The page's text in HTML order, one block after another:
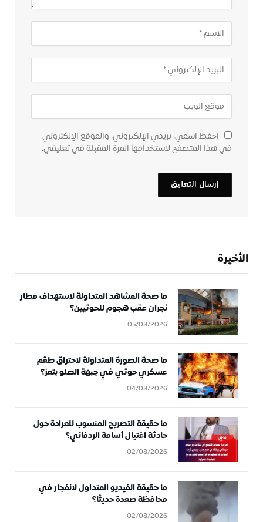
احفظ اسمي، بريدي الإلكتروني، والموقع الإلكتروني
في هذا المتصفح لاستخدامها المرة المقبلة في تعليقي.
الأخيرة
ما صحة المشاهد المتداولة لاستهداف مطار
نجران عقب هجوم للحوثيين؟
05/08/2026
ما صحة الصورة المتداولة لاحتراق طقم
عسكري حوثي في جبهة الصلو بتعز؟
04/08/2026
ما حقيقة التصريح المنسوب للعرادة حول
حادثة اغتيال أسامة الردفاني؟
02/08/2026
ما حقيقة الفيديو المتداول لانفجار في
محافظة صعدة حديثًا؟
02/08/2026